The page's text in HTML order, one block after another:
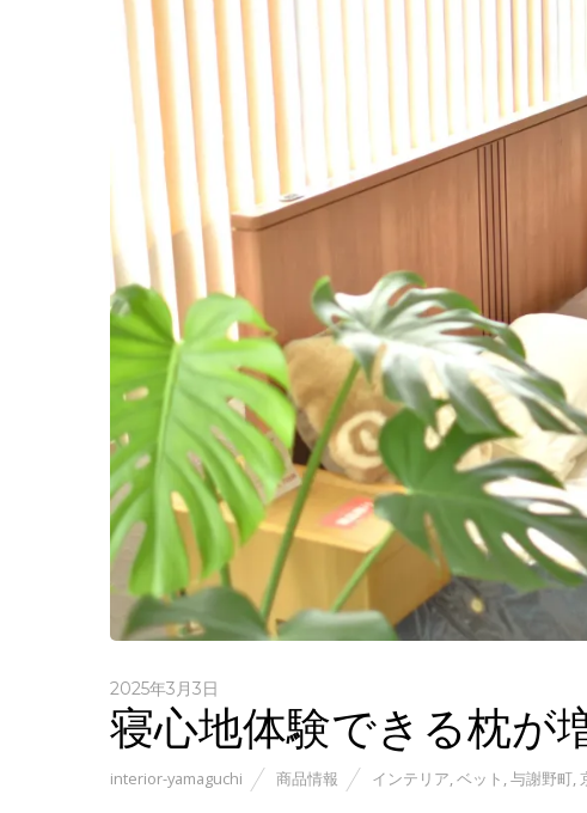
2025年3月3日
寝心地体験できる枕が
interior-yamaguchi 商品情報 インテリア,ベット ,与謝野町,